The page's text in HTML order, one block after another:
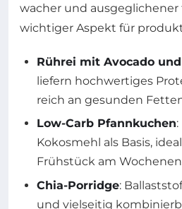
wacher und ausgeglichener
wichtiger Aspekt für
Rührei mit Avocado
liefern hochwertiges
reich an gesunden
Low-Carb Pfannkuchen
Kokosmehl als Basis,
Frühstück am
Chia-Porridge:
und vielseitig